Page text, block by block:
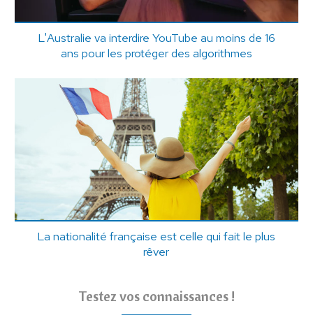
L'Australie va interdire YouTube au moins de 16
ans pour les protéger des algorithmes
La nationalité française est celle qui fait le plus
rêver
Testez vos connaissances !